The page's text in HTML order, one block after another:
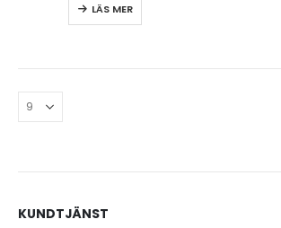
LÄS MER
KUNDTJÄNST